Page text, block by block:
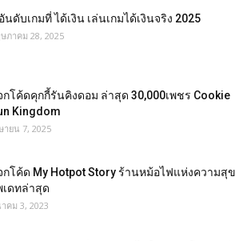
นดับเกมที่ ได้เงิน เล่นเกมได้เงินจริง 2025
ภาคม 28, 2025
กโค้ดคุกกี้รันคิงดอม ล่าสุด 30,000เพชร Cookie
Kingdom
ายน 7, 2025
กโค้ด My Hotpot Story ร้านหม้อไฟแห่งความสุข
เดทล่าสุด
คม 3, 2023